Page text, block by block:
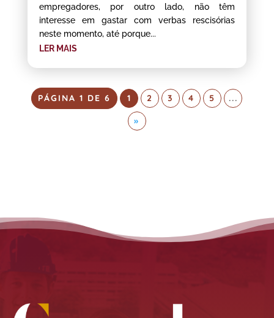
empregadores, por outro lado, não têm
interesse em gastar com verbas rescisórias
neste momento, até porque...
LER MAIS
PÁGINA 1 DE 6 1 2 3 4 5 ...
»